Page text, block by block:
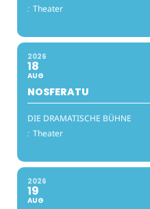
: Theater
2026
18
AUG
NOSFERATU
DIE DRAMATISCHE BÜHNE
: Theater
2026
19
AUG